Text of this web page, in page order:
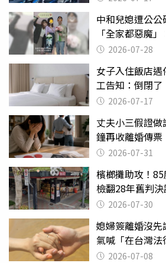
中和兒媳遭公
「全家都惡魔
摔東西
2026-07-28
女子入住飯店
工告知：倒閉了
2026-07-17
丈夫小三假證
鐘再收離婚傳
還扯2026-07-31
檳榔攤助攻！
檢翻28年舊判
2026-07-30
媳婦簽離婚沒
氣喊「在台灣法
2026-07-08